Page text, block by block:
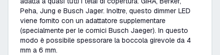
Peha, Jung e Busch Jager. Inoltre, questo dimmer LED
viene fornito con un adattatore supplementare
(specialmente per le cornici Busch Jaeger). In questo
modo è possibile spessorare la boccola girevole da 4
mm a 6 mm.